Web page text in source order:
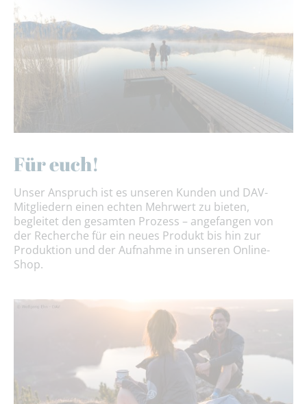
Für euch!
Unser Anspruch ist es unseren Kunden und DAV-
Mitgliedern einen echten Mehrwert zu bieten,
begleitet den gesamten Prozess – angefangen von
der Recherche für ein neues Produkt bis hin zur
Produktion und der Aufnahme in unseren Online-
Shop.